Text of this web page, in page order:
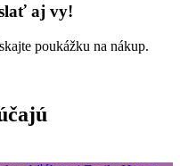
aj vy!
poukážku na nákup.